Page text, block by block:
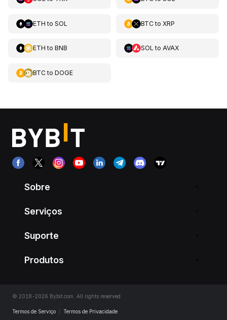
ETH to SOL BTCto XRP
ETH to BNB SOL to AVAX
BTCto DOGE
Sobre
Serviços
Suporte
Produtos
© 2018-2026 Bybit.com. All rights reserved.
Termos de Serviço Termos de Privacidade